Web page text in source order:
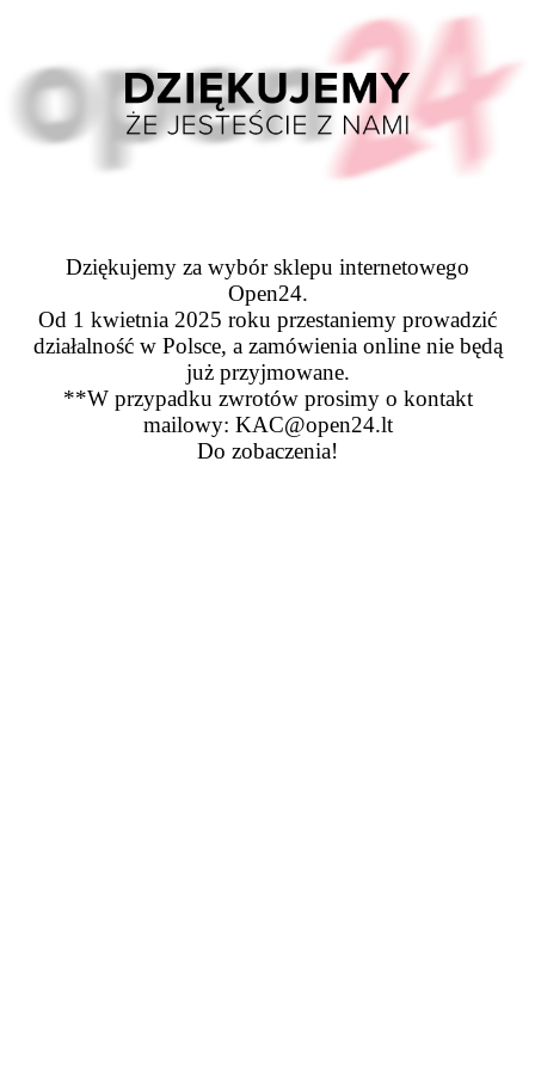
Dziękujemy za wybór sklepu internetowego
Open24.
Od 1 kwietnia 2025 roku przestaniemy prowadzić
działalność w Polsce, a zamówienia online nie będą
już przyjmowane.
**W przypadku zwrotów prosimy o kontakt
mailowy: KAC@open24.lt
Do zobaczenia!